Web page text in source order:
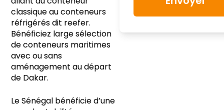
classique au conteneurs
réfrigérés dit reefer.
Bénéficiez large sélection
de conteneurs maritimes
avec ou sans
aménagement au départ
de Dakar.
Le Sénégal bénéficie d’une